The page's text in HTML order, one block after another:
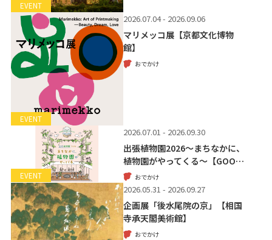
EVENT
EVENT
2026.07.04 - 2026.09.06
マリメッコ展【京都文化博物
館】
おでかけ
EVENT
2026.07.01 - 2026.09.30
出張植物園2026～まちなかに、
植物園がやってくる～【GOO…
おでかけ
2026.05.31 - 2026.09.27
企画展「後水尾院の京」【相国
寺承天閣美術館】
おでかけ